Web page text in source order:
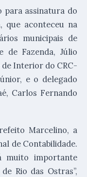
para assinatura do
que aconteceu na
municipais de
de Fazenda, Júlio
Interior do CRC-
e o delegado
Carlos Fernando
Marcelino, a
de Contabilidade.
muito importante
Rio das Ostras”,